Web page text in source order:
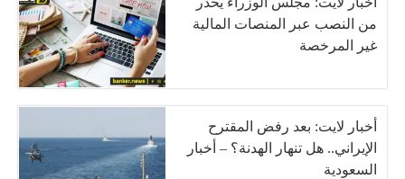
من النصب عبر المنصات المالية
غير المرخصة
أخبار لايت: بعد رفض المقترح
الإيراني.. هل تنهار الهدنة؟ – أخبار
السعودية